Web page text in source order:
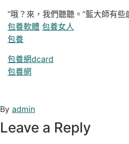
“哦？來，我們聽聽。”藍大師有些
包養軟體 包養女人
包養
包養網dcard
包養網
By admin
Leave a Reply